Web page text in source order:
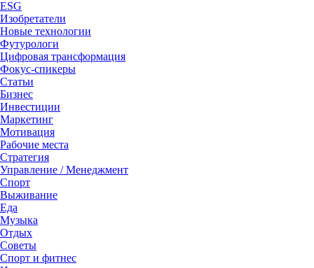
ESG
Изобретатели
Новые технологии
Футурологи
Цифровая трансформация
Фокус-спикеры
Статьи
Бизнес
Инвестиции
Маркетинг
Мотивация
Рабочие места
Стратегия
Управление / Менеджмент
Спорт
Выживание
Еда
Музыка
Отдых
Советы
Спорт и фитнес